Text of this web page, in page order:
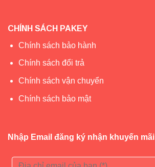
CHÍNH SÁCH PAKEY
Chính sách bảo hành
Chính sách đổi trả
Chính sách vận chuyển
Chính sách bảo mật
Nhập Email đăng ký nhận khuyến mãi